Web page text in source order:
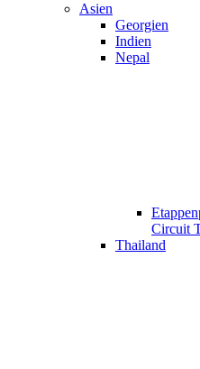
Asien
Georgien
Indien
Nepal
Circuit
Thailand